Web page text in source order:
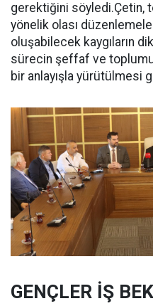
gerektiğini söyledi.Çetin,
yönelik olası
oluşabilecek kaygıların
sürecin şeffaf ve
bir anlayışla yürütülmesi
GENÇLER İŞ